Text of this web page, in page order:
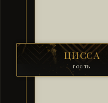
ЦИССА
гость